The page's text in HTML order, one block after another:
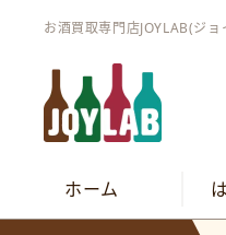
お酒買取専門店JOYLAB(ジョ
ホーム